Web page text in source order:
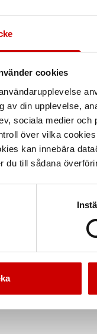
cookies
av din upplevelse,
sociala medier
över vilka
kan innebära
du till sådana
åt överallt,
HHS 1000 ett fett
vid smörjstället och
och ger bra